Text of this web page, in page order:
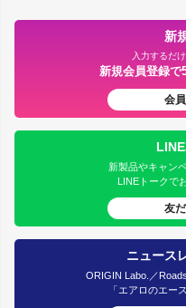
新
入力するだ
新規会員登録で
会
新製品やキャン
LINEトークで
友
ニュース
ORIGIN Labo.／
「エアロのエー